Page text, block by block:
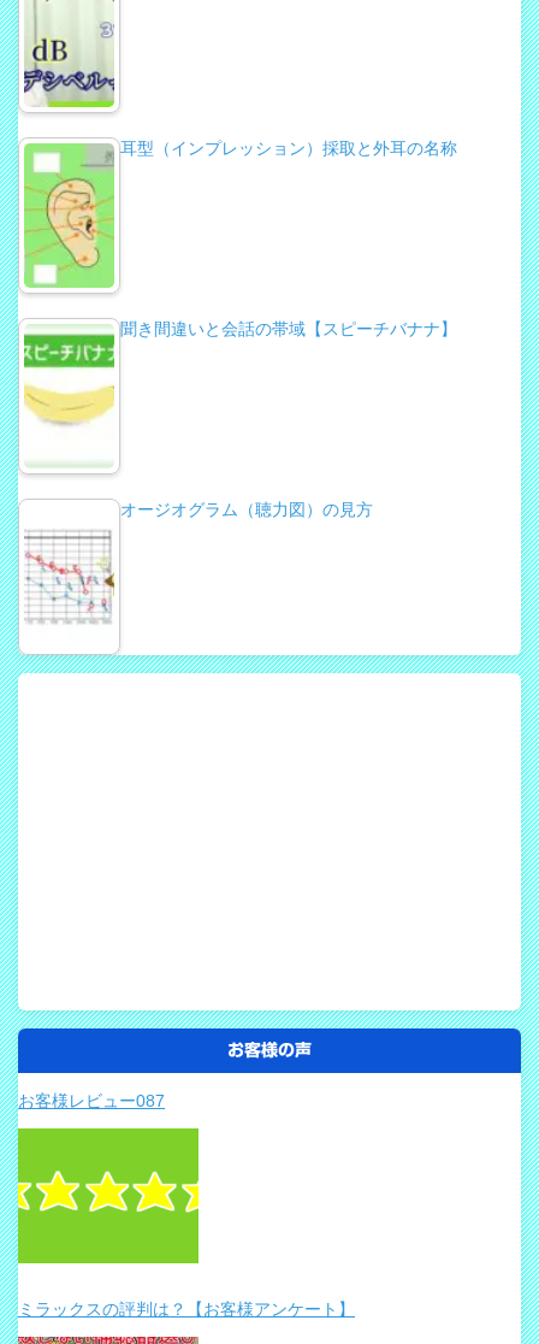
耳型（インプレッション）採取と外耳の名称
聞き間違いと会話の帯域【スピーチバナナ】
オージオグラム（聴力図）の見方
お客様の声
お客様レビュー087
ミラックスの評判は？【お客様アンケート】